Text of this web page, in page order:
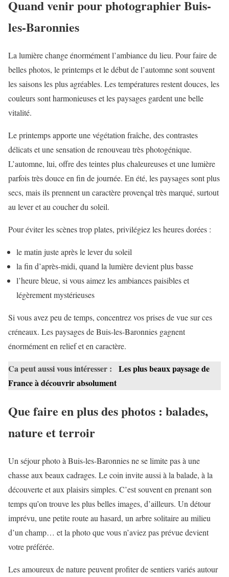
Quand venir pour photographier Buis-
les-Baronnies
La lumière change énormément l’ambiance du lieu. Pour faire de
belles photos, le printemps et le début de l’automne sont souvent
les saisons les plus agréables. Les températures restent douces, les
couleurs sont harmonieuses et les paysages gardent une belle
vitalité.
Le printemps apporte une végétation fraîche, des contrastes
délicats et une sensation de renouveau très photogénique.
L’automne, lui, offre des teintes plus chaleureuses et une lumière
parfois très douce en fin de journée. En été, les paysages sont plus
secs, mais ils prennent un caractère provençal très marqué, surtout
au lever et au coucher du soleil.
Pour éviter les scènes trop plates, privilégiez les heures dorées :
le matin juste après le lever du soleil
la fin d’après-midi, quand la lumière devient plus basse
l’heure bleue, si vous aimez les ambiances paisibles et
légèrement mystérieuses
Si vous avez peu de temps, concentrez vos prises de vue sur ces
créneaux. Les paysages de Buis-les-Baronnies gagnent
énormément en relief et en caractère.
Ca peut aussi vous intéresser :
Les plus beaux paysage de
France à découvrir absolument
Que faire en plus des photos : balades,
nature et terroir
Un séjour photo à Buis-les-Baronnies ne se limite pas à une
chasse aux beaux cadrages. Le coin invite aussi à la balade, à la
découverte et aux plaisirs simples. C’est souvent en prenant son
temps qu’on trouve les plus belles images, d’ailleurs. Un détour
imprévu, une petite route au hasard, un arbre solitaire au milieu
d’un champ… et la photo que vous n’aviez pas prévue devient
votre préférée.
Les amoureux de nature peuvent profiter de sentiers variés autour